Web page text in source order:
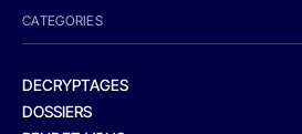
CATEGORIES
DECRYPTAGES
DOSSIERS